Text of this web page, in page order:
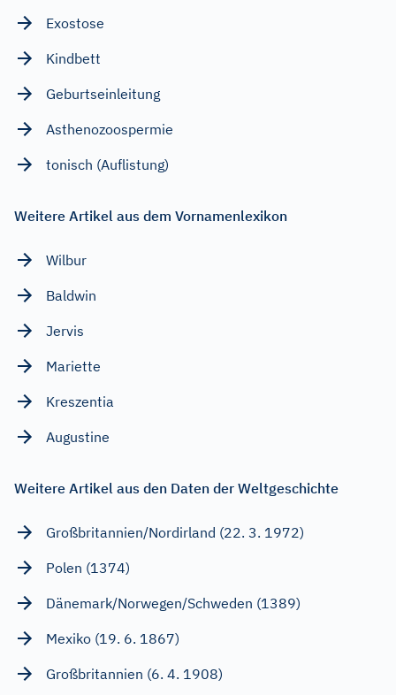
Exostose
Kindbett
Geburtseinleitung
Asthenozoospermie
tonisch (Auflistung)
Weitere Artikel aus dem Vornamenlexikon
Wilbur
Baldwin
Jervis
Mariette
Kreszentia
Augustine
Weitere Artikel aus den Daten der Weltgeschichte
Großbritannien/Nordirland (22. 3. 1972)
Polen (1374)
Dänemark/Norwegen/Schweden (1389)
Mexiko (19. 6. 1867)
Großbritannien (6. 4. 1908)